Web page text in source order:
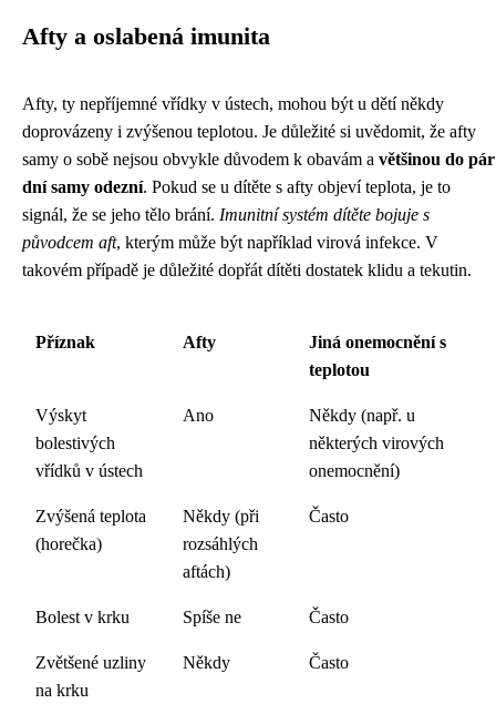
Afty a oslabená imunita
Afty, ty nepříjemné vřídky v ústech, mohou být u dětí někdy
doprovázeny i zvýšenou teplotou. Je důležité si uvědomit, že afty
samy o sobě nejsou obvykle důvodem k obavám a většinou do pár
dní samy odezní. Pokud se u dítěte s afty objeví teplota, je to
signál, že se jeho tělo brání. Imunitní systém dítěte bojuje s
původcem aft, kterým může být například virová infekce. V
takovém případě je důležité dopřát dítěti dostatek klidu a tekutin.
Příznak Afty
Jiná onemocnění s
teplotou
Výskyt
bolestivých
vřídků v ústech
Ano
Někdy (např. u
některých virových
onemocnění)
Zvýšená teplota
(horečka)
Někdy (při
rozsáhlých
aftách)
Často
Bolest v krku Spíše ne Často
Zvětšené uzliny
na krku
Někdy Často